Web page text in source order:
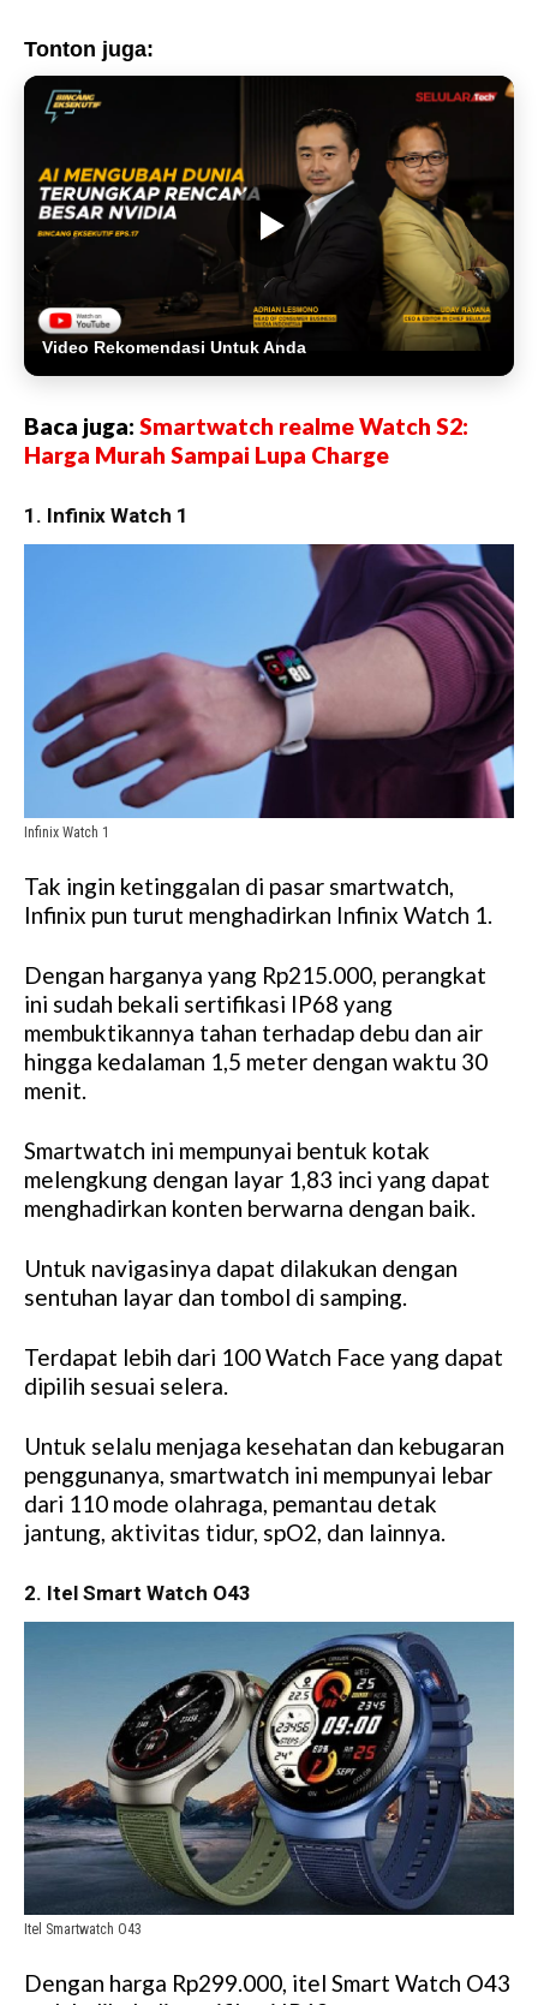
Tonton juga:
Video Rekomendasi Untuk Anda
Baca juga: Smartwatch realme Watch S2:
Harga Murah Sampai Lupa Charge
1. Infinix Watch 1
Infinix Watch 1
Tak ingin ketinggalan di pasar smartwatch,
Infinix pun turut menghadirkan Infinix Watch 1.
Dengan harganya yang Rp215.000, perangkat
ini sudah bekali sertifikasi IP68 yang
membuktikannya tahan terhadap debu dan air
hingga kedalaman 1,5 meter dengan waktu 30
menit.
Smartwatch ini mempunyai bentuk kotak
melengkung dengan layar 1,83 inci yang dapat
menghadirkan konten berwarna dengan baik.
Untuk navigasinya dapat dilakukan dengan
sentuhan layar dan tombol di samping.
Terdapat lebih dari 100 Watch Face yang dapat
dipilih sesuai selera.
Untuk selalu menjaga kesehatan dan kebugaran
penggunanya, smartwatch ini mempunyai lebar
dari 110 mode olahraga, pemantau detak
jantung, aktivitas tidur, spO2, dan lainnya.
2. Itel Smart Watch O43
Itel Smartwatch O43
Dengan harga Rp299.000, itel Smart Watch O43